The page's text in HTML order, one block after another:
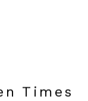
Times